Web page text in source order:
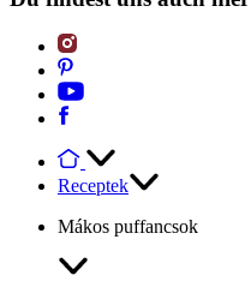
Receptek
Mákos puffancsok